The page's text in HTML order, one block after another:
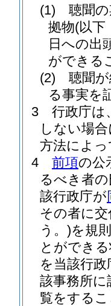
(1)
聴聞
拠物(以下
日への出
ができる
(2)
聴聞
る事実を
3
行政庁は
しない場
方法によ
4
前項の公
るべき者
該行政庁が
その者に
う。)を規
とができ
を当該行
該事務所
覧をする